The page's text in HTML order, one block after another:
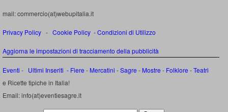
mail: commercio(at)webupitalia.it
Privacy Policy - Cookie Policy -Condizioni di Utilizzo
Aggiorna le impostazioni di tracciamento della pubblicità
Eventi - Ultimi Inseriti - Fiere - Mercatini -Sagre - Mostre - Folklore -Teatri
e Ricette tipiche in Italia!
Email: info(at)eventiesagre.it